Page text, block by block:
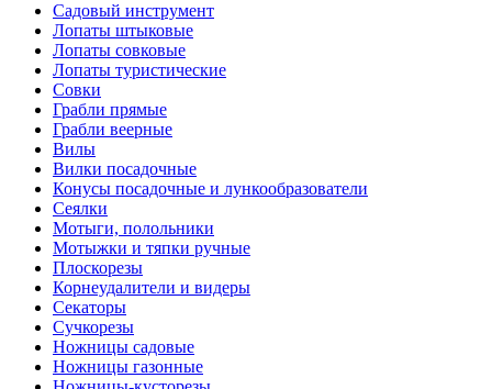
Садовый инструмент
Лопаты штыковые
Лопаты совковые
Лопаты туристические
Совки
Грабли прямые
Грабли веерные
Вилы
Вилки посадочные
Конусы посадочные и лункообразователи
Сеялки
Мотыги, полольники
Мотыжки и тяпки ручные
Плоскорезы
Корнеудалители и видеры
Секаторы
Сучкорезы
Ножницы садовые
Ножницы газонные